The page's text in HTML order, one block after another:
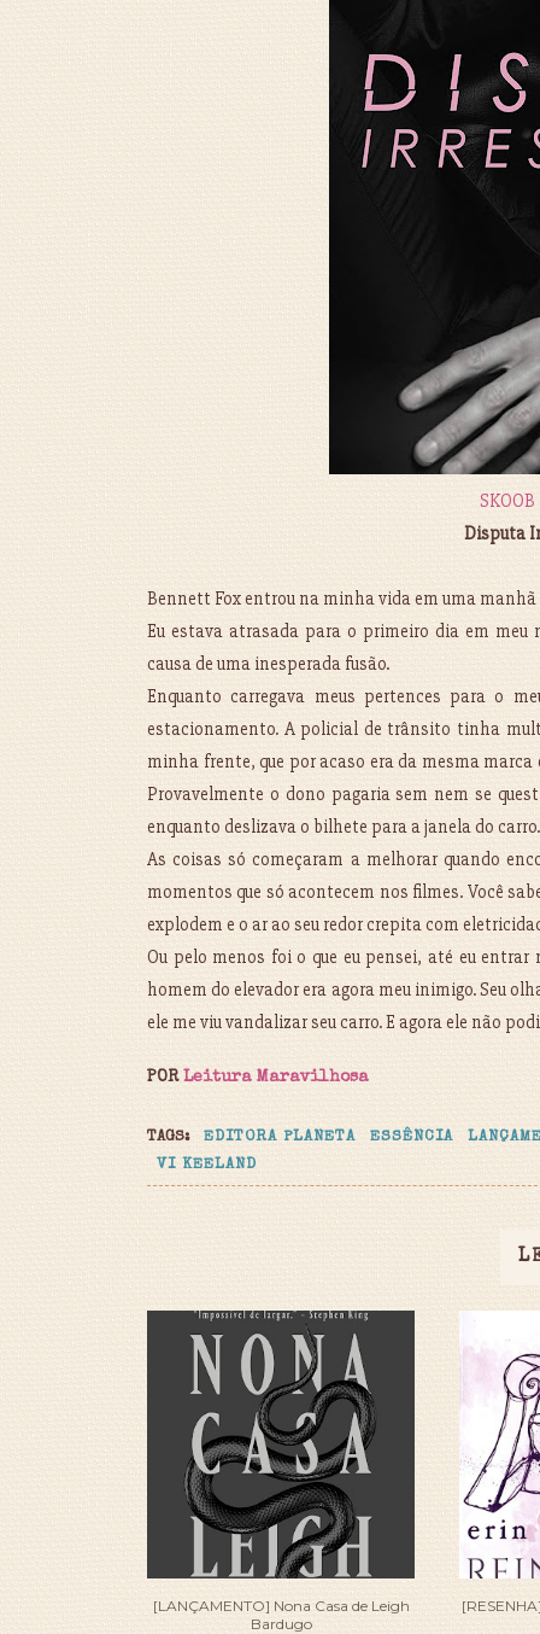
SKOOB
Disputa
Bennett Fox entrou na minha vida em uma
Eu estava atrasada para o primeiro dia em
causa de uma inesperada fusão.
Enquanto carregava meus pertences para o
estacionamento. A policial de trânsito tinha
minha frente, que por acaso era da mesma
Provavelmente o dono pagaria sem nem se
enquanto deslizava o bilhete para a janela do carro.
As coisas só começaram a melhorar quando
momentos que só acontecem nos filmes. Você
explodem e o ar ao seu redor crepita com
Ou pelo menos foi o que eu pensei, até eu
homem do elevador era agora meu inimigo. Seu
ele me viu vandalizar seu carro. E agora ele não
POR Leitura Maravilhosa
TAGS: EDITORA PLANETA ESSÊNCIA
VI KEELAND
[LANÇAMENTO] Nona Casa de Leigh
Bardugo